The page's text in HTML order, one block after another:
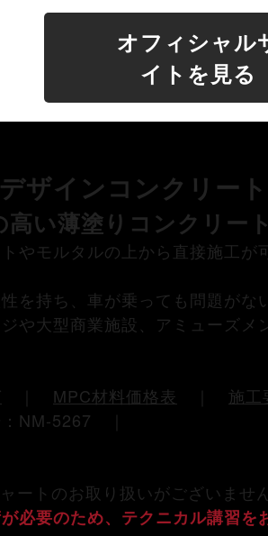
オフィシャル
イトを見る
ザインコンクリー
高い薄塗りコンクリー
やモルタルの上から直接施工
を持ち、車が乗っても問題がな
や大型商業施設、アミューズ
MPC材料価格表
施工
NM-5267 ｜
ートのお取り扱いがございませ
必要のため、テクニカル講習を